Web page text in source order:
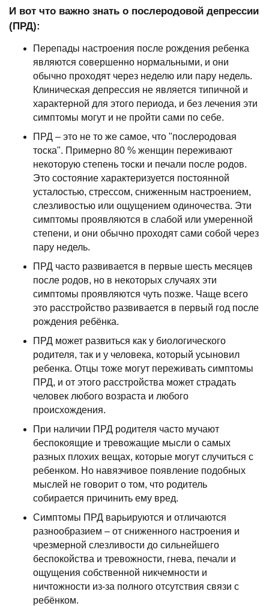
И вот что важно знать о послеродовой депрессии
(ПРД):
Перепады настроения после рождения ребенка
являются совершенно нормальными, и они
обычно проходят через неделю или пару недель.
Клиническая депрессия не является типичной и
характерной для этого периода, и без лечения эти
симптомы могут и не пройти сами по себе.
ПРД – это не то же самое, что "послеродовая
тоска". Примерно 80 % женщин переживают
некоторую степень тоски и печали после родов.
Это состояние характеризуется постоянной
усталостью, стрессом, сниженным настроением,
слезливостью или ощущением одиночества. Эти
симптомы проявляются в слабой или умеренной
степени, и они обычно проходят сами собой через
пару недель.
ПРД часто развивается в первые шесть месяцев
после родов, но в некоторых случаях эти
симптомы проявляются чуть позже. Чаще всего
это расстройство развивается в первый год после
рождения ребёнка.
ПРД может развиться как у биологического
родителя, так и у человека, который усыновил
ребенка. Отцы тоже могут переживать симптомы
ПРД, и от этого расстройства может страдать
человек любого возраста и любого
происхождения.
При наличии ПРД родителя часто мучают
беспокоящие и тревожащие мысли о самых
разных плохих вещах, которые могут случиться с
ребенком. Но навязчивое появление подобных
мыслей не говорит о том, что родитель
собирается причинить ему вред.
Симптомы ПРД варьируются и отличаются
разнообразием – от сниженного настроения и
чрезмерной слезливости до сильнейшего
беспокойства и тревожности, гнева, печали и
ощущения собственной никчемности и
ничтожности из-за полного отсутствия связи с
ребёнком.